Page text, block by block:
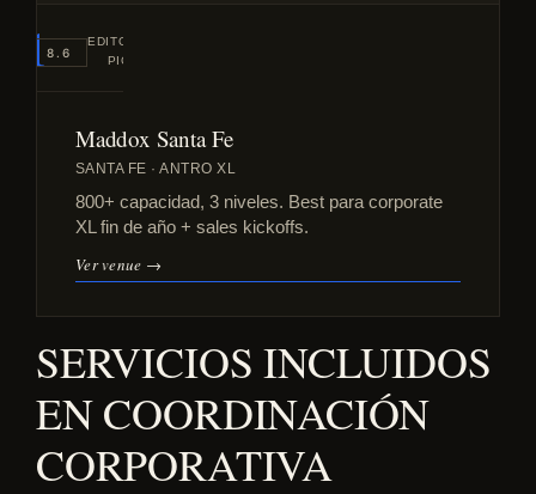
#18.6
EDITORIAL
PICK
Maddox Santa Fe
SANTA FE · ANTRO XL
800+ capacidad, 3 niveles. Best para corporate
XL fin de año + sales kickoffs.
Ver venue →
SERVICIOS INCLUIDOS
EN COORDINACIÓN
CORPORATIVA